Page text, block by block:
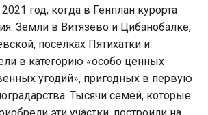
год, когда в Генплан курорта
Земли в Витязево и Цибанобалке,
поселках Пятихатки и
в категорию «особо ценных
угодий», пригодных в первую
Тысячи семей, которые
эти участки, построили на